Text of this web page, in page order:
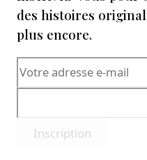
des histoires
plus encore.
Inscription